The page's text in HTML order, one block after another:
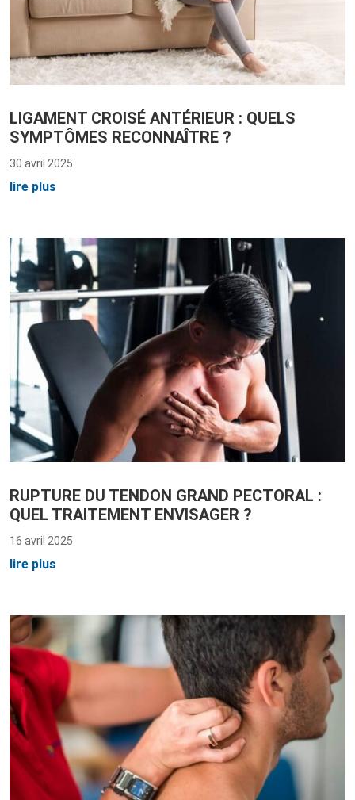
LIGAMENT CROISÉ ANTÉRIEUR : QUELS
SYMPTÔMES RECONNAÎTRE ?
30 avril 2025
lire plus
RUPTURE DU TENDON GRAND PECTORAL :
QUEL TRAITEMENT ENVISAGER ?
16 avril 2025
lire plus